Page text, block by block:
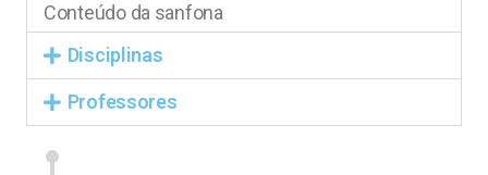
Conteúdo da sanfona
Disciplinas
Professores